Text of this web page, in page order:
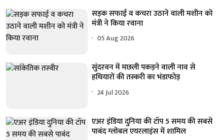
सड़क सफाई व कचरा उठाने वाली मशीन को
मंत्री ने किया रवाना
05 Aug 2026
सुंदरवन में मछली पकड़ने वाली नाव से
हथियारों की तस्करी का भंडाफोड़
24 Jul 2026
एअर इंडिया दुनिया की टॉप 5 समय की सबसे
पाबंद ग्लोबल एयरलाइंस में शामिल